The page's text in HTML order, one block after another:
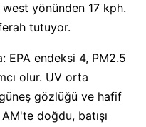
yönünden 17 kph.
tutuyor.
EPA endeksi 4, PM2.5
olur. UV orta
gözlüğü ve hafif
doğdu, batışı